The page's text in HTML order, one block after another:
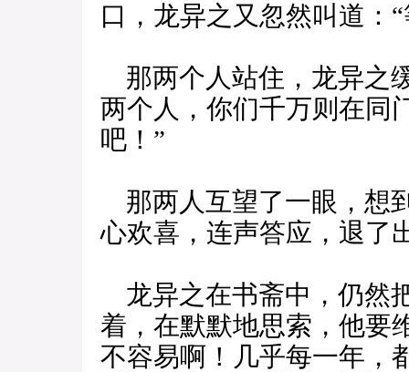
口，龙异之又忽然叫道：
那两个人站住，龙异之
两个人，你们千万则在同
吧！”
那两人互望了一眼，想
心欢喜，连声答应，退了
龙异之在书斋中，仍然
着，在默默地思索，他要
不容易啊！几乎每一年，